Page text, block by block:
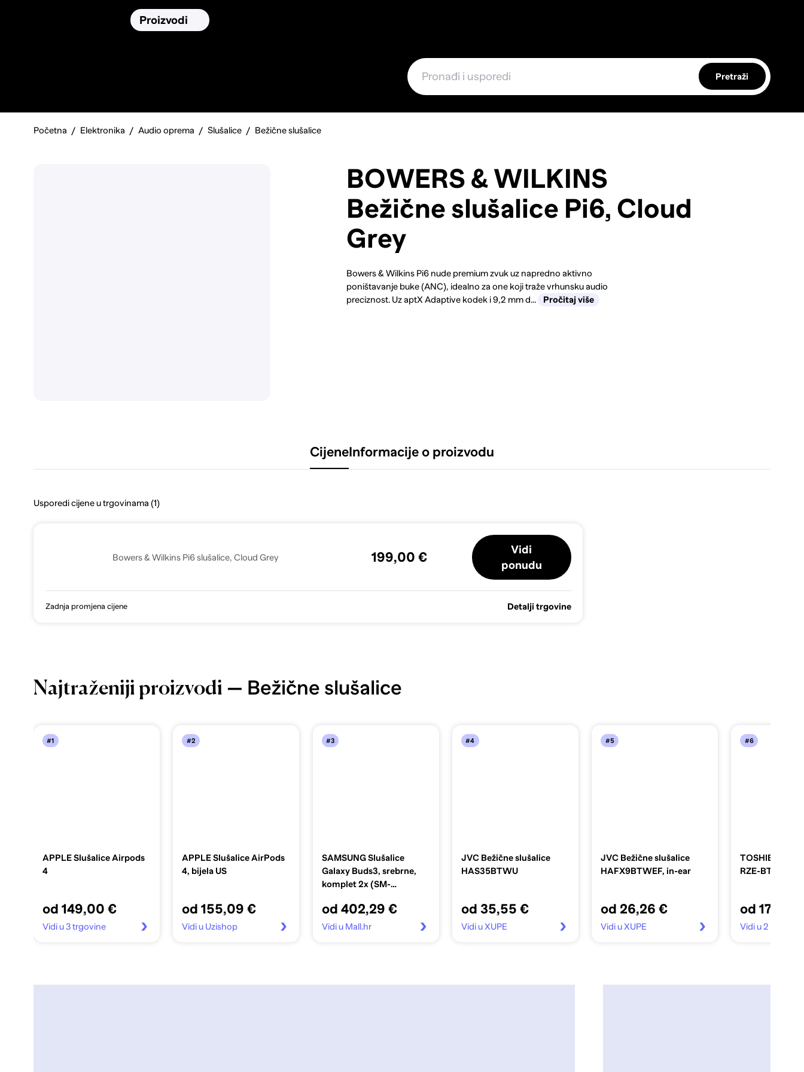
Proizvodi
Pretraži
Početna Elektronika Audio oprema Slušalice Bežične slušalice
BOWERS & WILKINS
Bežične slušalice Pi6, Cloud
Grey
Bowers & Wilkins Pi6 nude premium zvuk uz napredno aktivno
poništavanje buke (ANC), idealno za one koji traže vrhunsku audio
preciznost. Uz aptX Adaptive kodek i 9,2 mm d...
Pročitaj više
CijeneInformacije o proizvodu
Usporedi cijene u trgovinama (1)
Bowers & Wilkins Pi6 slušalice, Cloud Grey 199,00 €
Vidi
ponudu
Zadnja promjena cijene Detalji trgovine
Najtraženiji proizvodi — Bežične slušalice
#1
APPLE Slušalice Airpods
4
od 149,00 €
Vidi u 3 trgovine
#2
APPLE Slušalice AirPods
4, bijela US
od 155,09 €
Vidi u Uzishop
#3
SAMSUNG Slušalice
Galaxy Buds3, srebrne,
komplet 2x (SM-
od 402,29 €
Vidi u Mall.hr
#4
JVC Bežične slušalice
HAS35BTWU
od 35,55 €
Vidi u XUPE
#5
JVC Bežične slušalice
HAFX9BTWEF, in-ear
od 26,26 €
Vidi u XUPE
#6
TOSHIBA
RZE-BT312E
od 17,77 €
Vidi u 2 trgovine